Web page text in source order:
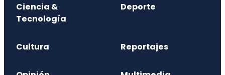
Ciencia &
Tecnología
Deporte
Cultura Reportajes